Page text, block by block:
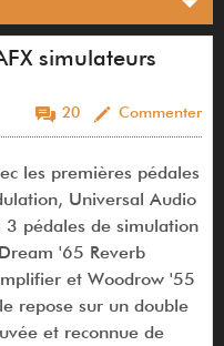
simulateurs
20 Commenter
les premières pédales
Universal Audio
pédales de simulation
'65 Reverb
et Woodrow '55
repose sur un double
et reconnue de